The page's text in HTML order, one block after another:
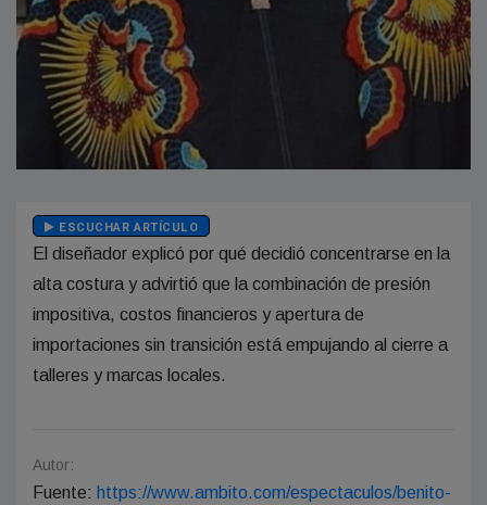
ESCUCHAR ARTÍCULO
El diseñador explicó por qué decidió concentrarse en la
alta costura y advirtió que la combinación de presión
impositiva, costos financieros y apertura de
importaciones sin transición está empujando al cierre a
talleres y marcas locales.
Autor:
Fuente: https://www.ambito.com/espectaculos/benito-